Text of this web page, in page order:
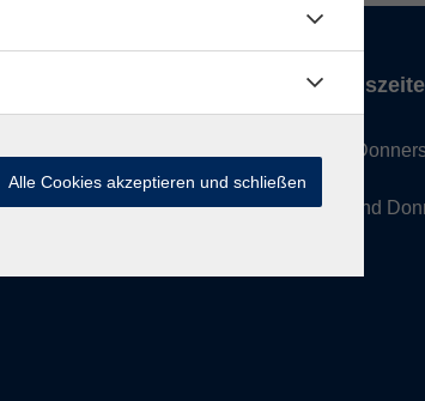
Montag,
Montag und
Alle Cookies akzeptieren und schließen